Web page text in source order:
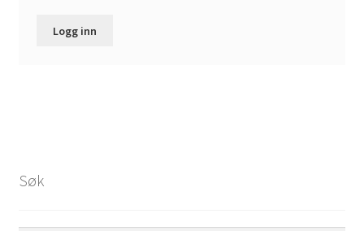
Logg inn
Søk